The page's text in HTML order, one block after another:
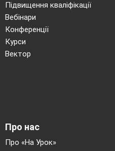
1
4.
Мотивація
Бюджет
держави,
доходу.
певного
Від стану
Підвищення кваліфікації
Вебінари
Конференції
Курси
Вектор
Про нас
Про «На Урок»